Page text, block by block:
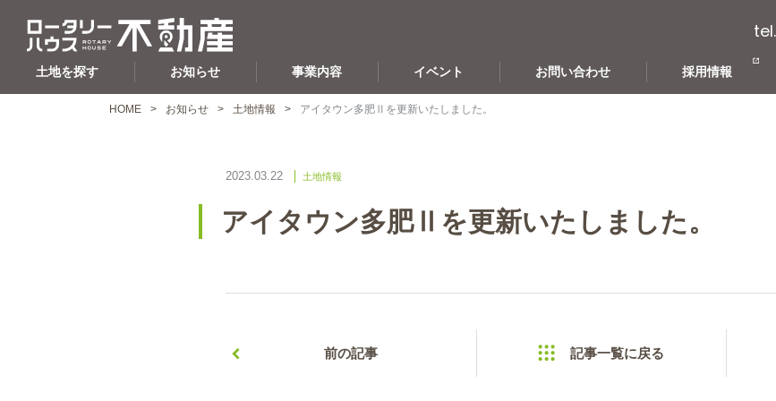
土地を探す お知らせ 事業内容 イベント お問い合わせ 採用情報
tel.
HOME お知らせ 土地情報 アイタウン多肥Ⅱを更新いたしました。
2023.03.22 土地情報
アイタウン多肥Ⅱを更新いたしました。
前の記事 記事一覧に戻る